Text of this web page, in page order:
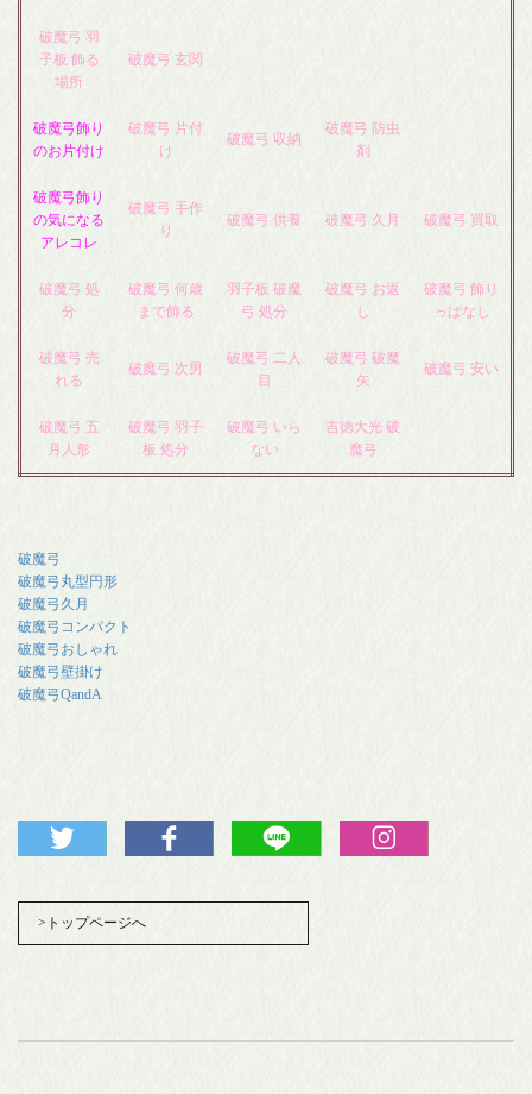
破魔弓 羽
子板 飾る
場所
破魔弓 玄関
破魔弓飾り
のお片付け
破魔弓 片付
け
破魔弓 収納
破魔弓 防虫
剤
破魔弓飾り
の気になる
アレコレ
破魔弓 手作
り
破魔弓 供養 破魔弓 久月 破魔弓 買取
破魔弓 処
分
破魔弓 何歳
まで飾る
羽子板 破魔
弓 処分
破魔弓 お返
し
破魔弓 飾り
っぱなし
破魔弓 売
れる
破魔弓 次男
破魔弓 二人
目
破魔弓 破魔
矢
破魔弓 安い
破魔弓 五
月人形
破魔弓 羽子
板 処分
破魔弓 いら
ない
吉徳大光 破
魔弓
破魔弓
破魔弓丸型円形
破魔弓久月
破魔弓コンパクト
破魔弓おしゃれ
破魔弓壁掛け
破魔弓QandA
>トップページへ